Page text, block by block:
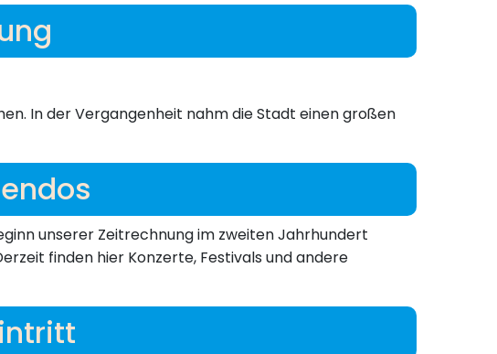
In der Vergangenheit nahm die Stadt einen großen
unserer Zeitrechnung im zweiten Jahrhundert
finden hier Konzerte, Festivals und andere